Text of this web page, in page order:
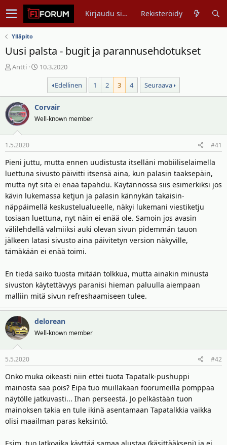
Kirjaudu sisään Rekisteröidy
Ylläpito
Uusi palsta - bugit ja parannusehdotukset
V
s
t
i
k
e
t
u
n
a
l
o
i
t
t
a
Antti
A
i
t
u
p
v
ä
m
ä
ä
r
ä
10.3.2020
Edellinen
1 2 3 4 Seuraava
Corvair
Well-known member
1.5.2020 #41
Pieni juttu, mutta ennen uudistusta itselläni mobiiliselaimella
luettuna sivusto päivitti itsensä aina, kun palasin taaksepäin,
mutta nyt sitä ei enää tapahdu. Käytännössä siis esimerkiksi jos
kävin lukemassa ketjun ja palasin kännykän takaisin-
näppäimellä keskustelualueelle, näkyi lukemani viestiketju
tosiaan luettuna, nyt näin ei enää ole. Samoin jos avasin
välilehdellä valmiiksi auki olevan sivun pidemmän tauon
jälkeen latasi sivusto aina päivitetyn version näkyville,
tämäkään ei enää toimi.
En tiedä saiko tuosta mitään tolkkua, mutta ainakin minusta
sivuston käytettävyys paranisi hieman paluulla aiempaan
malliin mitä sivun refreshaamiseen tulee.
delorean
Well-known member
5.5.2020 #42
Onko muka oikeasti niin ettei tuota Tapatalk-pushuppi
mainosta saa pois? Eipä tuo muillakaan foorumeilla pomppaa
näytölle jatkuvasti... Ihan perseestä. Jo pelkästään tuon
mainoksen takia en tule ikinä asentamaan Tapatalkkia vaikka
olisi maailman paras keksintö.